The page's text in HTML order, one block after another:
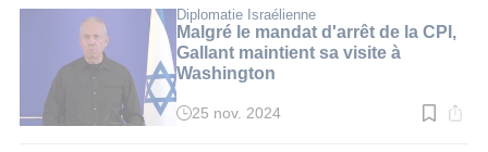
:
2
min.
Diplomatie Israélienne
Malgré le mandat d'arrêt de la CPI,
Gallant maintient sa visite à
Washington
Temps
25 nov. 2024